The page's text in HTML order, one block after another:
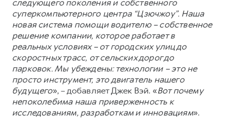
следующего поколения и собственного
суперкомпьютерного центра “Цзючжоу”. Наша
новая система помощи водителю – собственное
решение компании, которое работает в
реальных условиях – от городских улиц до
скоростных трасс, от сельских дорог до
парковок. Мы убеждены: технологии – это не
просто инструмент, это двигатель нашего
будущего», – добавляет Джек Вэй. «Вот почему
непоколебима наша приверженность к
исследованиям, разработкам и инновациям».